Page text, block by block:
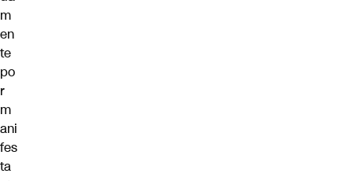
m
en
te
po
r
m
ani
fes
ta